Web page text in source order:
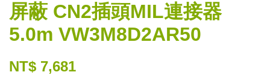
屏蔽 CN2插頭MIL連接器
5.0m VW3M8D2AR50
NT$ 7,681